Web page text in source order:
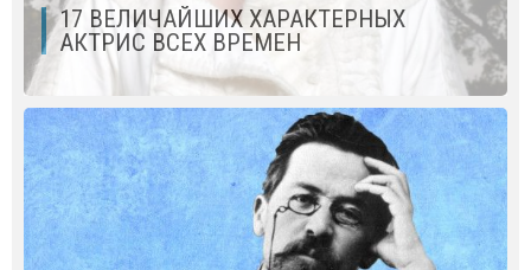
17 ВЕЛИЧАЙШИХ ХАРАКТЕРНЫХ
АКТРИС ВСЕХ ВРЕМЕН